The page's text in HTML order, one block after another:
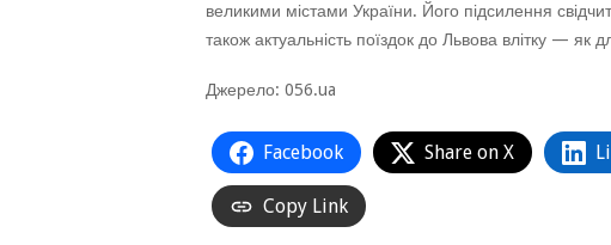
великими містами України. Його підсилення
також актуальність поїздок до Львова влітку — як
Джерело: 056.ua
Facebook Share on X
Copy Link